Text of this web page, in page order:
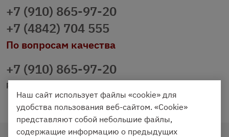
+7 (910) 865-97-20
+7 (4842) 704 555
По вопросам качества
+7 (910) 865-97-20
prazdnichniy40@palmi.ru
Наш сайт использует файлы «cookie» для
удобства пользования веб-сайтом. «Cookie»
представляют собой небольшие файлы,
содержащие информацию о предыдущих